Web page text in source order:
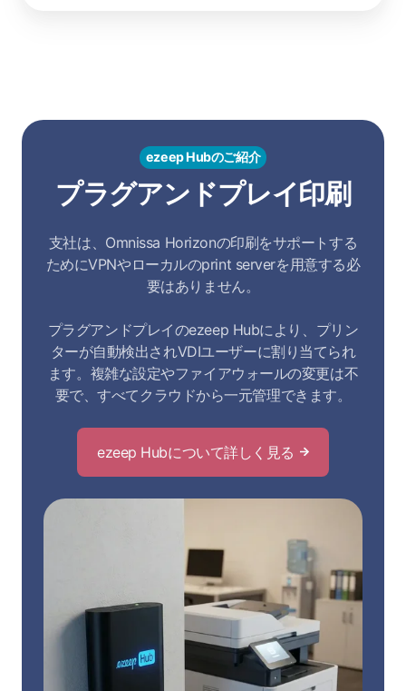
ezeep Hubのご紹介
プラグアンドプレイ印刷
支社は、Omnissa Horizonの印刷をサポートする
ためにVPNやローカルのprint serverを用意する必
要はありません。
プラグアンドプレイのezeep Hubにより、プリン
ターが自動検出されVDIユーザーに割り当てられ
ます。複雑な設定やファイアウォールの変更は不
要で、すべてクラウドから一元管理できます。
ezeep Hubについて詳しく見る